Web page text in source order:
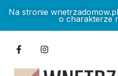
Na stronie
o charakterze